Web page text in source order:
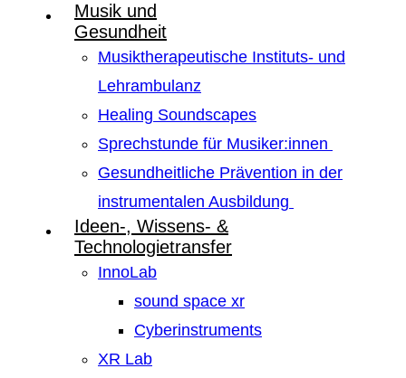
Musik und
Gesundheit
Musiktherapeutische Instituts- und
Lehrambulanz
Healing Soundscapes
Sprechstunde für Musiker:innen
Gesundheitliche Prävention in der
instrumentalen Ausbildung
Ideen-, Wissens- &
Technologietransfer
InnoLab
sound space xr
Cyberinstruments
XR Lab